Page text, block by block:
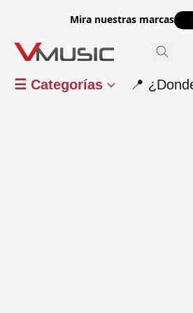
Mira nuestras marcas
☰ Categorías 📍